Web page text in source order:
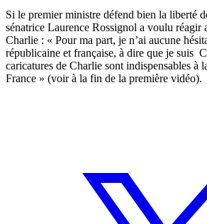
Si le premier ministre défend bien la liberté
sénatrice Laurence Rossignol a voulu réagir
Charlie : « Pour ma part, je n’ai aucune
républicaine et française, à dire que je suis
caricatures de Charlie sont indispensables à
France » (voir à la fin de la première vidéo).